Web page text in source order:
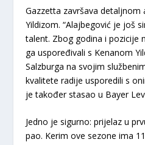
Gazzetta završava
Yildizom. “Alajbegović je još
talent. Zbog godina i pozicije
ga uspoređivali s Kenanom
Salzburga na svojim
kvalitete radije usporedili s
je također stasao u Bayer
Jedno je sigurno: prijelaz u
pao. Kerim ove sezone ima